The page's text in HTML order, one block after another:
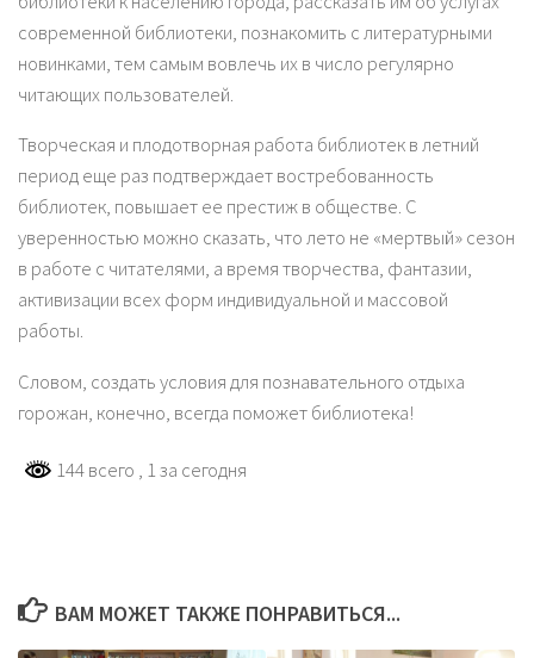
современной библиотеки, познакомить с литературными
новинками, тем самым вовлечь их в число регулярно
читающих пользователей.
Творческая и плодотворная работа библиотек в летний
период еще раз подтверждает востребованность
библиотек, повышает ее престиж в обществе. С
уверенностью можно сказать, что лето не «мертвый» сезон
в работе с читателями, а время творчества, фантазии,
активизации всех форм индивидуальной и массовой
работы.
Словом, создать условия для познавательного отдыха
горожан, конечно, всегда поможет библиотека!
144 всего , 1 за сегодня
ВАМ МОЖЕТ ТАКЖЕ ПОНРАВИТЬСЯ...